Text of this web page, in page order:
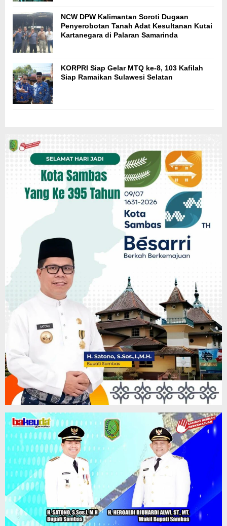
NCW DPW Kalimantan Soroti Dugaan
Penyerobotan Tanah Adat Kesultanan Kutai
Kartanegara di Palaran Samarinda
KORPRI Siap Gelar MTQ ke-8, 103 Kafilah
Siap Ramaikan Sulawesi Selatan